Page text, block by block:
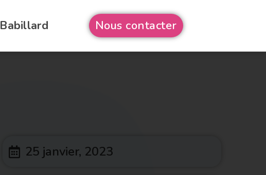
Babillard Nous contacter
25 janvier, 2023